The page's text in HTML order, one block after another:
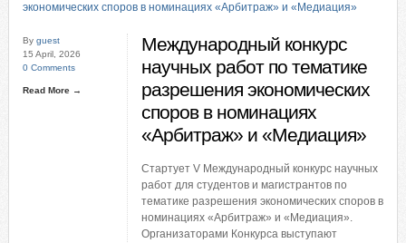
By guest
15 April, 2026
0 Comments
Read More →
Международный конкурс
научных работ по тематике
разрешения экономических
споров в номинациях
«Арбитраж» и «Медиация»
Стартует V Международный конкурс научных
работ для студентов и магистрантов по
тематике разрешения экономических споров в
номинациях «Арбитраж» и «Медиация».
Организаторами Конкурса выступают